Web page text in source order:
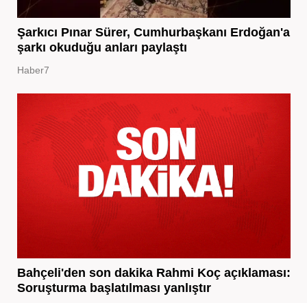
Şarkıcı Pınar Sürer, Cumhurbaşkanı Erdoğan'a
şarkı okuduğu anları paylaştı
Haber7
Bahçeli'den son dakika Rahmi Koç açıklaması:
Soruşturma başlatılması yanlıştır